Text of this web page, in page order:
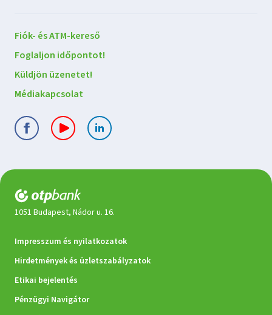
Lépjen
kapcsolatba
velünk
Fiók- és ATM-kereső
Foglaljon időpontot!
Küldjön üzenetet!
Médiakapcsolat
1051 Budapest, Nádor u. 16.
Jogi
dokumentumok
Impresszum és nyilatkozatok
Hirdetmények és üzletszabályzatok
Etikai bejelentés
Pénzügyi Navigátor